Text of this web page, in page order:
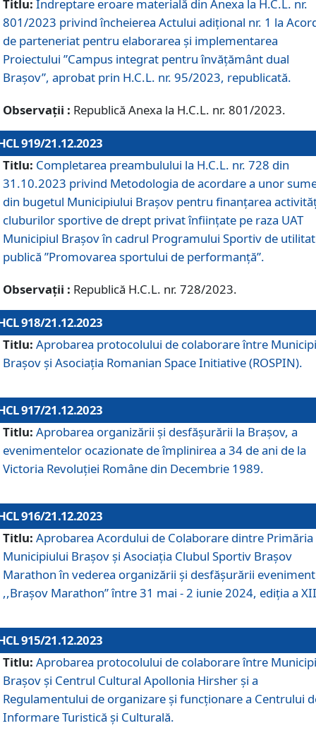
Titlu: Îndreptare eroare materială din Anexa la H.C.L. nr.
801/2023 privind încheierea Actului adițional nr. 1 la
de parteneriat pentru elaborarea și implementarea
Proiectului ”Campus integrat pentru învățământ dual
Brașov”, aprobat prin H.C.L. nr. 95/2023, republicată.
Observații : Republică Anexa la H.C.L. nr. 801/2023.
919/21.12.2023
Titlu: Completarea preambulului la H.C.L. nr. 728 din
31.10.2023 privind Metodologia de acordare a unor
din bugetul Municipiului Brașov pentru finanțarea
cluburilor sportive de drept privat înființate pe raza UAT
Municipiul Brașov în cadrul Programului Sportiv de
publică ”Promovarea sportului de performanță”.
Observații : Republică H.C.L. nr. 728/2023.
918/21.12.2023
Titlu: Aprobarea protocolului de colaborare între
Brașov și Asociația Romanian Space Initiative (ROSPIN).
917/21.12.2023
Titlu: Aprobarea organizării şi desfăşurării la Braşov, a
evenimentelor ocazionate de împlinirea a 34 de ani de la
Victoria Revoluţiei Române din Decembrie 1989.
916/21.12.2023
Titlu: Aprobarea Acordului de Colaborare dintre Primăria
Municipiului Brașov și Asociația Clubul Sportiv Brașov
Marathon în vederea organizării și desfășurării
,,Brașov Marathon” între 31 mai - 2 iunie 2024, ediția a
915/21.12.2023
Titlu: Aprobarea protocolului de colaborare între
Brașov și Centrul Cultural Apollonia Hirsher și a
Regulamentului de organizare și funcționare a Centrului
Informare Turistică și Culturală.